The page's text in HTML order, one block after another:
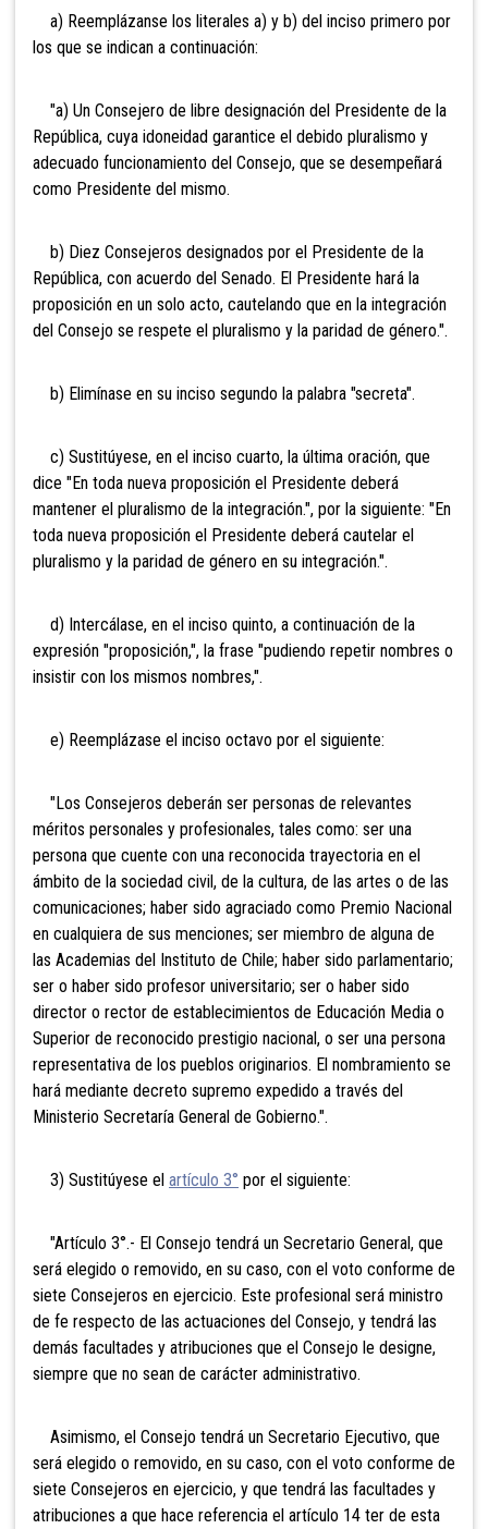
a) Reemplázanse los literales a) y b) del inciso primero por
los que se indican a continuación:
"a) Un Consejero de libre designación del Presidente de la
República, cuya idoneidad garantice el debido pluralismo y
adecuado funcionamiento del Consejo, que se desempeñará
como Presidente del mismo.
b) Diez Consejeros designados por el Presidente de la
República, con acuerdo del Senado. El Presidente hará la
proposición en un solo acto, cautelando que en la integración
del Consejo se respete el pluralismo y la paridad de género.".
b) Elimínase en su inciso segundo la palabra "secreta".
c) Sustitúyese, en el inciso cuarto, la última oración, que
dice "En toda nueva proposición el Presidente deberá
mantener el pluralismo de la integración.", por la siguiente: "En
toda nueva proposición el Presidente deberá cautelar el
pluralismo y la paridad de género en su integración.".
d) Intercálase, en el inciso quinto, a continuación de la
expresión "proposición,", la frase "pudiendo repetir nombres o
insistir con los mismos nombres,".
e) Reemplázase el inciso octavo por el siguiente:
"Los Consejeros deberán ser personas de relevantes
méritos personales y profesionales, tales como: ser una
persona que cuente con una reconocida trayectoria en el
ámbito de la sociedad civil, de la cultura, de las artes o de las
comunicaciones; haber sido agraciado como Premio Nacional
en cualquiera de sus menciones; ser miembro de alguna de
las Academias del Instituto de Chile; haber sido parlamentario;
ser o haber sido profesor universitario; ser o haber sido
director o rector de establecimientos de Educación Media o
Superior de reconocido prestigio nacional, o ser una persona
representativa de los pueblos originarios. El nombramiento se
hará mediante decreto supremo expedido a través del
Ministerio Secretaría General de Gobierno.".
3) Sustitúyese el artículo 3° por el siguiente:
"Artículo 3°.- El Consejo tendrá un Secretario General, que
será elegido o removido, en su caso, con el voto conforme de
siete Consejeros en ejercicio. Este profesional será ministro
de fe respecto de las actuaciones del Consejo, y tendrá las
demás facultades y atribuciones que el Consejo le designe,
siempre que no sean de carácter administrativo.
Asimismo, el Consejo tendrá un Secretario Ejecutivo, que
será elegido o removido, en su caso, con el voto conforme de
siete Consejeros en ejercicio, y que tendrá las facultades y
atribuciones a que hace referencia el artículo 14 ter de esta